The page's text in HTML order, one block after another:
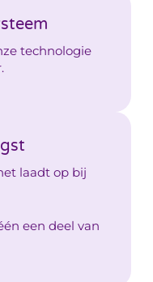
technologie
laadt op bij
een deel van